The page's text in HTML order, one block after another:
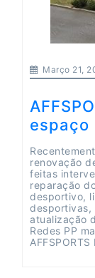
Março 21,
espaço
renovação
feitas
reparação
desportivo,
desportivas,
atualização
Redes PP